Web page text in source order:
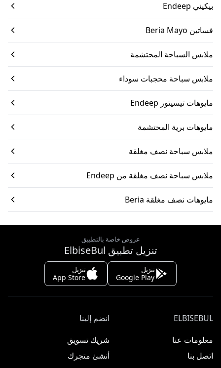
بيكيني Endeep
فساتين Beria Mayo
ملابس السباحة المحتشمة
ملابس سباحة محجبات سوداء
مايوهات تيسيتور Endeep
مايوهات برية المحتشمة
ملابس سباحة نصف مغلقة
ملابس سباحة نصف مغلقة من Endeep
مايوهات نصف مغلقة Beria
عروض خاصة بالتطبيق
تنزيل تطبيق ElbiseBul
تنزيل
Google Play
تنزيل
App Store
ELBISEBUL
معلومات عنا
اتصل بنا
انضم إلينا
شريك تسويق
أنشئ متجرك